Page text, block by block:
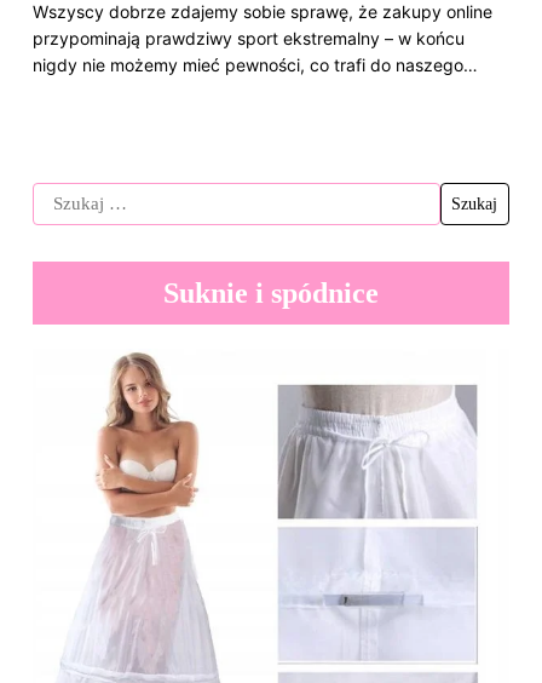
Wszyscy dobrze zdajemy sobie sprawę, że zakupy online
przypominają prawdziwy sport ekstremalny – w końcu
nigdy nie możemy mieć pewności, co trafi do naszego…
Suknie i spódnice